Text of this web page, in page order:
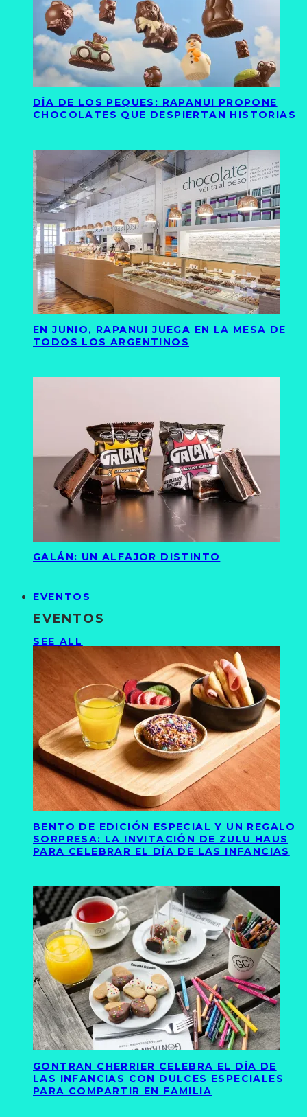
DÍA DE LOS PEQUES: RAPANUI PROPONE
CHOCOLATES QUE DESPIERTAN HISTORIAS
EN JUNIO, RAPANUI JUEGA EN LA MESA DE
TODOS LOS ARGENTINOS
GALÁN: UN ALFAJOR DISTINTO
EVENTOS
EVENTOS
SEE ALL
BENTO DE EDICIÓN ESPECIAL Y UN REGALO
SORPRESA: LA INVITACIÓN DE ZULU HAUS
PARA CELEBRAR EL DÍA DE LAS INFANCIAS
GONTRAN CHERRIER CELEBRA EL DÍA DE
LAS INFANCIAS CON DULCES ESPECIALES
PARA COMPARTIR EN FAMILIA